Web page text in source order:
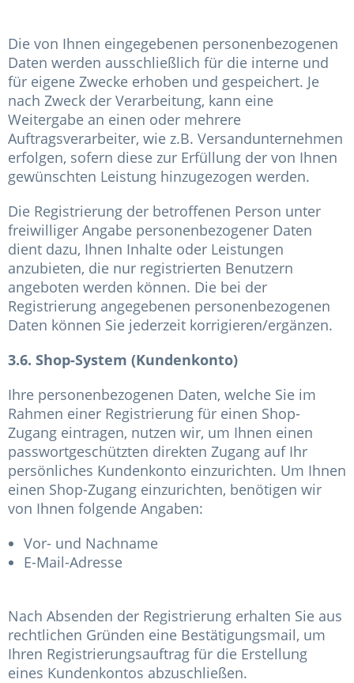
Die von Ihnen eingegebenen personenbezogenen
Daten werden ausschließlich für die interne und
für eigene Zwecke erhoben und gespeichert. Je
nach Zweck der Verarbeitung, kann eine
Weitergabe an einen oder mehrere
Auftragsverarbeiter, wie z.B. Versandunternehmen
erfolgen, sofern diese zur Erfüllung der von Ihnen
gewünschten Leistung hinzugezogen werden.
Die Registrierung der betroffenen Person unter
freiwilliger Angabe personenbezogener Daten
dient dazu, Ihnen Inhalte oder Leistungen
anzubieten, die nur registrierten Benutzern
angeboten werden können. Die bei der
Registrierung angegebenen personenbezogenen
Daten können Sie jederzeit korrigieren/ergänzen.
3.6. Shop-System (Kundenkonto)
Ihre personenbezogenen Daten, welche Sie im
Rahmen einer Registrierung für einen Shop-
Zugang eintragen, nutzen wir, um Ihnen einen
passwortgeschützten direkten Zugang auf Ihr
persönliches Kundenkonto einzurichten. Um Ihnen
einen Shop-Zugang einzurichten, benötigen wir
von Ihnen folgende Angaben:
Vor- und Nachname
E-Mail-Adresse
Nach Absenden der Registrierung erhalten Sie aus
rechtlichen Gründen eine Bestätigungsmail, um
Ihren Registrierungsauftrag für die Erstellung
eines Kundenkontos abzuschließen.